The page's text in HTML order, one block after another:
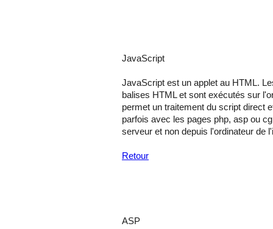
JavaScript
JavaScript est un applet au HTML.
balises HTML et sont exécutés sur
permet un traitement du script direct
parfois avec les pages php, asp ou
serveur et non depuis l'ordinateur de
Retour
ASP